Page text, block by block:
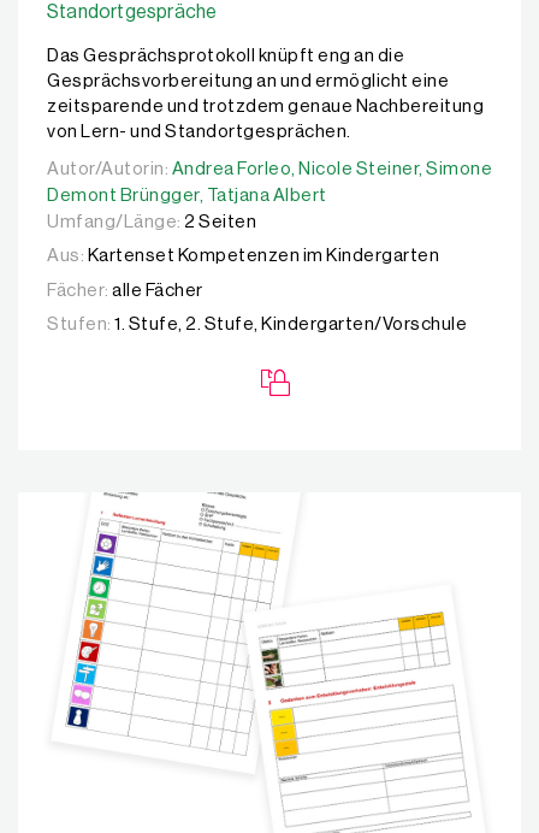
Standortgespräche
Das Gesprächsprotokoll knüpft eng an die
Gesprächsvorbereitung an und ermöglicht eine
zeitsparende und trotzdem genaue Nachbereitung
von Lern- und Standortgesprächen.
Autor/Autorin: Andrea Forleo, Nicole Steiner, Simone
Autor/Autorin: Andrea Forleo, Nicole Steiner, Simone
Demont Brüngger, Tatjana Albert
Umfang/Länge: 2 Seiten
Aus: Kartenset Kompetenzen im Kindergarten
Fächer: alle Fächer
Stufen: 1. Stufe, 2. Stufe, Kindergarten/Vorschule